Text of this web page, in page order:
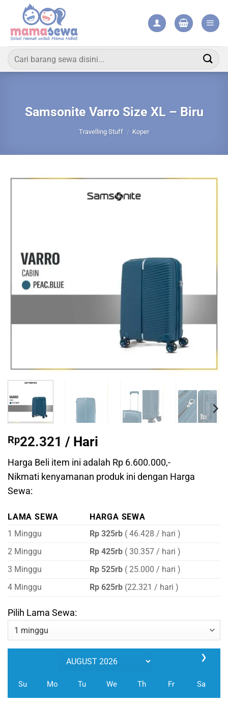
content
Pencarian
untuk:
Samsonite Varro Size XL – Biru
Travelling Stuff / Koper
Rp22.321 / Hari
Harga Beli item ini adalah Rp 6.600.000,-
Nikmati kenyamanan produk ini dengan Harga
Sewa:
LAMA SEWA
HARGA SEWA
1 Minggu
Rp 325rb( 46.428 / hari )
2 Minggu
Rp 425rb( 30.357 / hari )
3 Minggu
Rp 525rb( 25.000 / hari )
4 Minggu
Rp 625rb(22.321 / hari )
Pilih Lama Sewa:
❯
Su Mo Tu We Th Fr Sa